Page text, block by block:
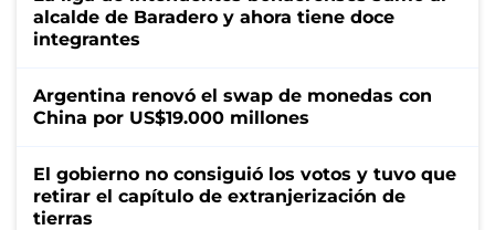
alcalde de Baradero y ahora tiene doce
integrantes
Argentina renovó el swap de monedas con
China por US$19.000 millones
El gobierno no consiguió los votos y tuvo que
retirar el capítulo de extranjerización de
tierras